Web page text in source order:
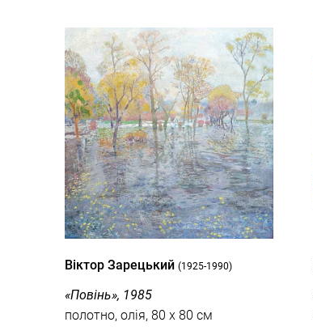
Вiктор Зарецький (1925-1990)
«Повінь», 1985
полотно, олія, 80 x 80 см